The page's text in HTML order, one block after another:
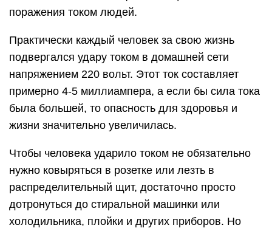
поражения током людей.
Практически каждый человек за свою жизнь
подвергался удару током в домашней сети
напряжением 220 вольт. Этот ток составляет
примерно 4-5 миллиампера, а если бы сила тока
была большей, то опасность для здоровья и
жизни значительно увеличилась.
Чтобы человека ударило током не обязательно
нужно ковыряться в розетке или лезть в
распределительный щит, достаточно просто
дотронуться до стиральной машинки или
холодильника, плойки и других приборов. Но